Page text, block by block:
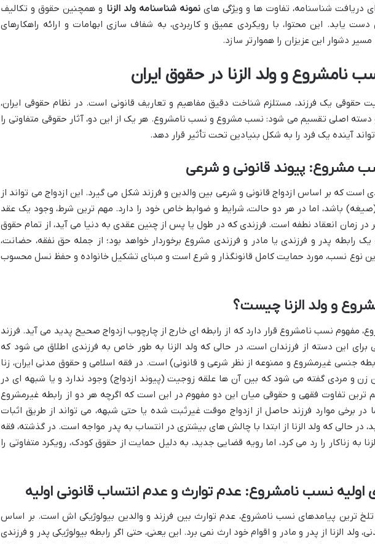
دریافت شناسنامه، تفاوت ها و ویژگی هاینمونه شناسنامه ولد الزنا و همچنین حقوق و تکالیف
دست یابد. این محتوا، با رویکردی عمیق و کاربردی، به شفاف سازی ابهامات و ارائه راهکارهای
دشوار این عزیزان را هموارتر سازد.
حقوقی یک فرزند، مستلزم شناخت دقیق مفاهیم و تعاریف قانونی است. در نظام حقوقی ایران،
اصلی تقسیم می شود: نسب مشروع و نسب نامشروع. هر یک از این دو، آثار حقوقی متفاوتی را
آینده یک فرد را به شکل بنیادین تحت تأثیر قرار دهد.
است که بر اساس ازدواج قانونی و شرعی بین والدین و فرزند شکل می گیرد. این ازدواج می تواند از
باشد، اما در هر دو حالت، شرایط و ضوابط خاص خود را دارد. مهم ترین شرط، وجود یک عقد
زمان انعقاد نطفه است. فرزندی که در طول یا پس از چنین عقدی به دنیا می آید، از تمام حقوق
رابطه پدر و فرزندی یا مادر و فرزندی مشروع برخوردار خواهد بود؛ از جمله حق نفقه، حضانت،
نوع نسب، مورد حمایت کامل قانونگذار و شرع است و مبنای تشکیل خانواده و حفظ نسل محسوب
مفهوم نسب نامشروع قرار دارد که از رابطه ای خارج از چارچوب ازدواج صحیح پدید می آید. فرزند
برای این دسته از فرزندان است، در حالی که ولد الزنا به طور خاص به فرزندی اطلاق می شود که
جنسی غیرمشروع و ممنوعه از نظر شرعی و قانونی) است. در فقه اسلامی و حقوق مدنی ایران، زنا
زن و مردی گفته می شود که بین آن ها علقه زوجیت (پیوند ازدواج) وجود ندارد و یا شبهه ای در
تفاوت فقهی و حقوقی میان این دو مفهوم در این است که اگرچه هر دو از رابطه غیرمشروع
در برخی موارد فرزند حاصل از ازدواج موقت غیرثبت شده یا حتی شبهه، می تواند از طریق اثبات
در حالی که ولد الزنا از ابتدا با چالش های بیشتری در انتساب به پدر مواجه است. در گذشته، فقه
به زناکار را رد می کرد، اما رویه قضایی جدید، به دلیل حمایت از حقوق کودک، رویکرد متفاوتی را
ترین پیامدهای نسب نامشروع، عدم توارث بین فرزند و والدین بیولوژیکی اش است. بر اساس
مدنی، ولد الزنا از پدر و مادر و اقوام خود ارث نمی برد. این یعنی، حتی اگر رابطه بیولوژیکی پدر و فرزندی